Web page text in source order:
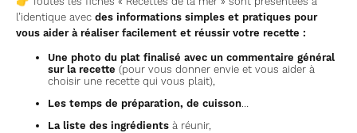
l’identique avec des informations simples et pratiques pour
vous aider à réaliser facilement et réussir votre recette :
Une photo du plat finalisé avec un commentaire général
sur la recette (pour vous donner envie et vous aider à
choisir une recette qui vous plait),
Les temps de préparation, de cuisson…
La liste des ingrédients à réunir,